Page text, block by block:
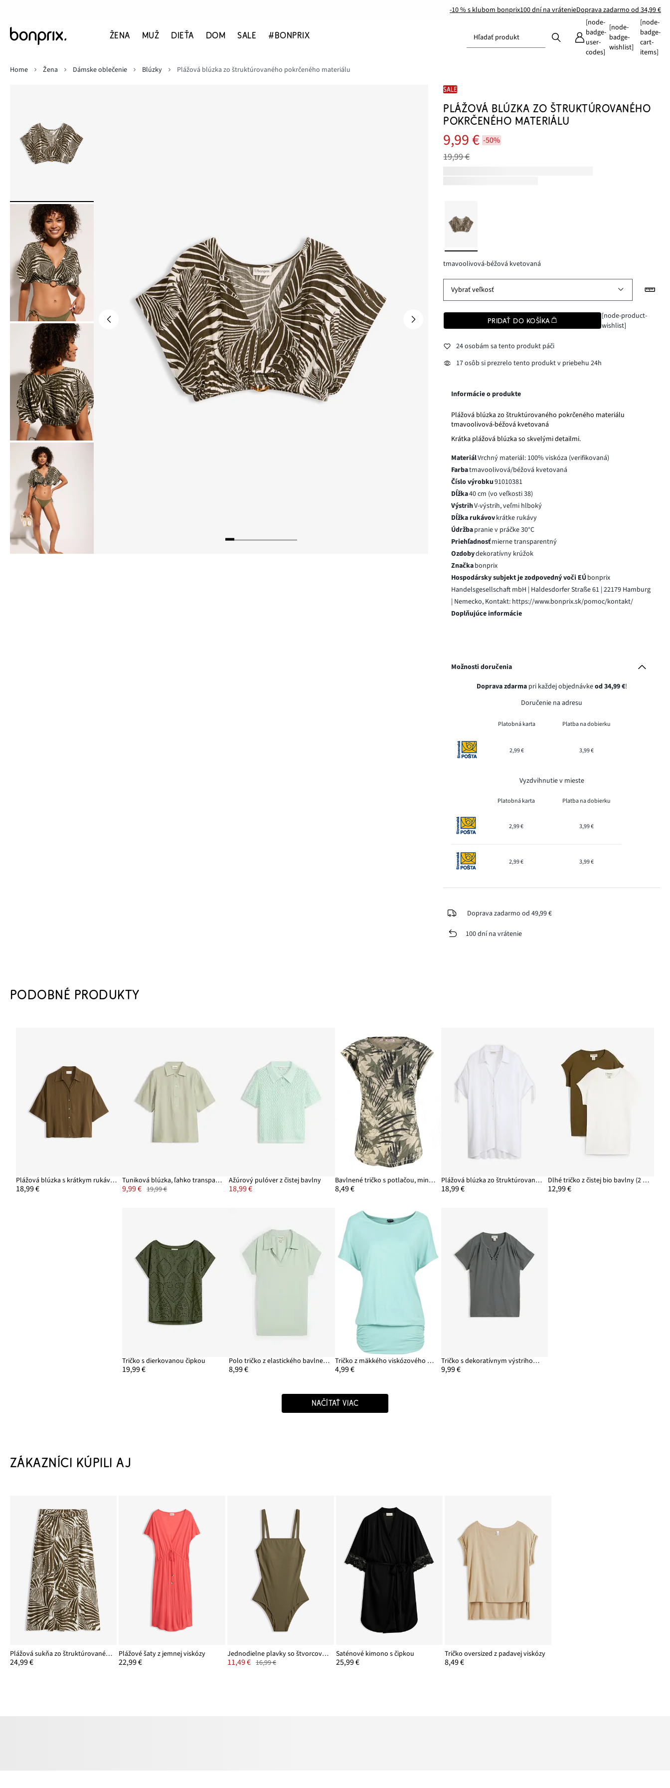
-10 % s klubom bonprix100 dní na vrátenieDoprava zadarmo od 34,99 €
ŽENA MUŽ DIEŤA DOM SALE #BONPRIX Hľadať produkt
[node-
badge-
user-
codes]
[node-
badge-
wishlist]
[node-
badge-
cart-
items]
Home
Žena Dámske oblečenie Blúzky Plážová blúzka zo štruktúrovaného pokrčeného materiálu
SALE
PLÁŽOVÁ BLÚZKA ZO ŠTRUKTÚROVANÉHO
POKRČENÉHO MATERIÁLU
9,99 € -50%
19,99 €
tmavoolivová-béžová kvetovaná
Vybrať veľkosť
PRIDAŤ DO KOŠÍKA
[node-product-
wishlist]
24 osobám sa tento produkt páči
17 osôb si prezrelo tento produkt v priebehu 24h
Informácie o produkte
Plážová blúzka zo štruktúrovaného pokrčeného materiálu
tmavoolivová-béžová kvetovaná
Krátka plážová blúzka so skvelými detailmi.
MateriálVrchný materiál: 100% viskóza (verifikovaná)
Farbatmavoolivová/béžová kvetovaná
Číslo výrobku91010381
Dĺžka40 cm (vo veľkosti 38)
VýstrihV-výstrih, veľmi hlboký
Dĺžka rukávovkrátke rukávy
Údržbapranie v práčke 30°C
Priehľadnosťmierne transparentný
Ozdobydekoratívny krúžok
Značkabonprix
Hospodársky subjekt je zodpovedný voči EÚbonprix
Handelsgesellschaft mbH | Haldesdorfer Straße 61 | 22179 Hamburg
| Nemecko, Kontakt: https://www.bonprix.sk/pomoc/kontakt/
Doplňujúce informácie
Možnosti doručenia
Doprava zdarmapri každej objednávkeod 34,99 €!
Doručenie na adresu
Platobná karta Platba na dobierku
2,99 € 3,99 €
Vyzdvihnutie v mieste
Platobná karta Platba na dobierku
2,99 € 3,99 €
2,99 € 3,99 €
Doprava zadarmo od 49,99 €
100 dní na vrátenie
PODOBNÉ PRODUKTY
Plážová blúzka s krátkym rukávom z viskózy
18,99 €
Tuniková blúzka, ľahko transparentná
9,99 € 19,99 €
Ažúrový pulóver z čistej bavlny
18,99 €
Bavlnené tričko s potlačou, mini rukávy
8,49 €
Plážová blúzka zo štruktúrovaného pokrčeného materiálu
18,99 €
Dlhé tričko z čistej bio bavlny (2 ks v balení)
12,99 €
Tričko s dierkovanou čipkou
19,99 €
Polo tričko z elastického bavlneného mixu
8,99 €
Tričko z mäkkého viskózového mixu
4,99 €
Tričko s dekoratívnym výstrihom, bavlnené
9,99 €
NAČÍTAŤ VIAC
ZÁKAZNÍCI KÚPILI AJ
Plážová sukňa zo štruktúrovaného materiálu
24,99 €
Plážové šaty z jemnej viskózy
22,99 €
Jednodielne plavky so štvorcovým výstrihom
11,49 € 16,99 €
Saténové kimono s čipkou
25,99 €
Tričko oversized z padavej viskózy
8,49 €